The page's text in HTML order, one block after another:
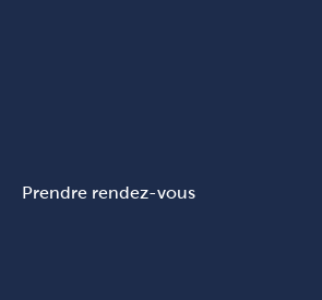
Prendre rendez-vous